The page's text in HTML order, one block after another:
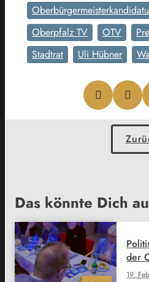
Oberpfalz TV
OTV
Stadtrat
Uli Hübner
Das könnte Dich
19.
der